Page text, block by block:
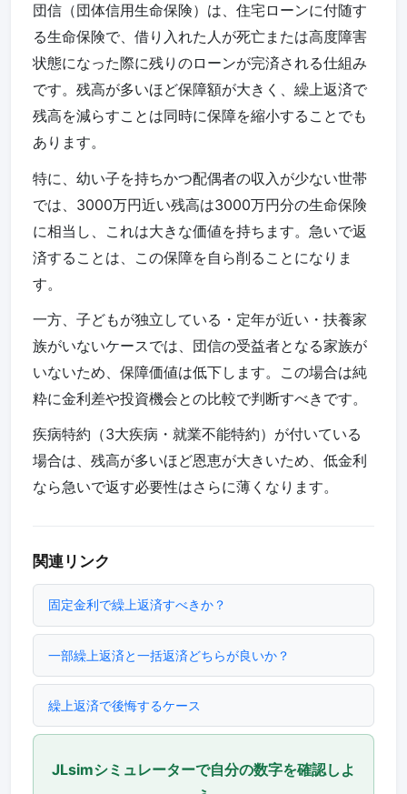
団信（団体信用生命保険）は、住宅ローンに付随す
る生命保険で、借り入れた人が死亡または高度障害
状態になった際に残りのローンが完済される仕組み
です。残高が多いほど保障額が大きく、繰上返済で
残高を減らすことは同時に保障を縮小することでも
あります。
特に、幼い子を持ちかつ配偶者の収入が少ない世帯
では、3000万円近い残高は3000万円分の生命保険
に相当し、これは大きな価値を持ちます。急いで返
済することは、この保障を自ら削ることになりま
す。
一方、子どもが独立している・定年が近い・扶養家
族がいないケースでは、団信の受益者となる家族が
いないため、保障価値は低下します。この場合は純
粋に金利差や投資機会との比較で判断すべきです。
疾病特約（3大疾病・就業不能特約）が付いている
場合は、残高が多いほど恩恵が大きいため、低金利
なら急いで返す必要性はさらに薄くなります。
関連リンク
固定金利で繰上返済すべきか？
一部繰上返済と一括返済どちらが良いか？
繰上返済で後悔するケース
JLsimシミュレーターで自分の数字を確認しよ